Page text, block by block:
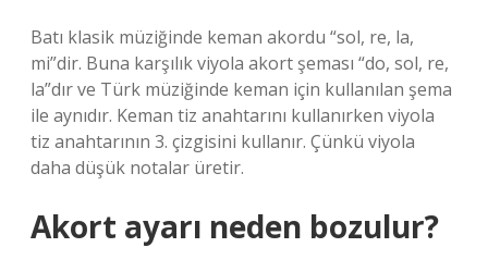
Batı klasik müziğinde keman akordu “sol, re, la,
mi”dir. Buna karşılık viyola akort şeması “do, sol, re,
la”dır ve Türk müziğinde keman için kullanılan şema
ile aynıdır. Keman tiz anahtarını kullanırken viyola
tiz anahtarının 3. çizgisini kullanır. Çünkü viyola
daha düşük notalar üretir.
Akort ayarı neden bozulur?